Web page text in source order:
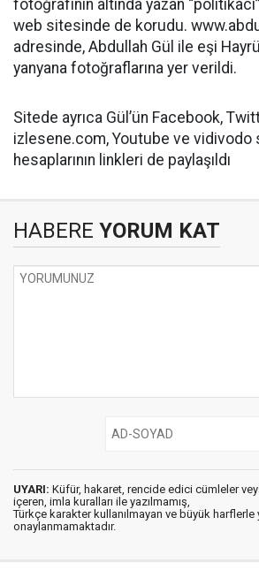
fotoğrafının altında yazan
web sitesinde de korudu.
adresinde, Abdullah Gül ile eşi
yanyana fotoğraflarına yer verildi.
Sitede ayrıca Gül’ün Facebook,
izlesene.com, Youtube ve vidivodo
hesaplarının linkleri de paylaşıldı
HABERE YORUM KAT
UYARI: Küfür, hakaret, rencide edici cümleler
içeren, imla kuralları ile yazılmamış,
Türkçe karakter kullanılmayan ve büyük harflerle
onaylanmamaktadır.